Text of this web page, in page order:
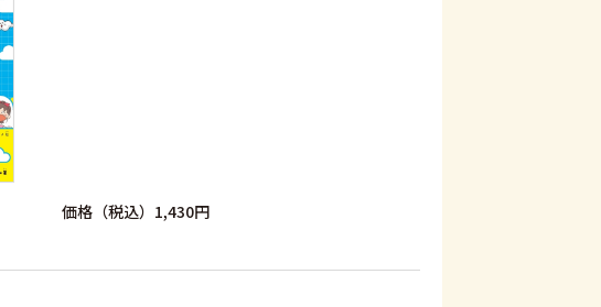
価格（税込）1,430円